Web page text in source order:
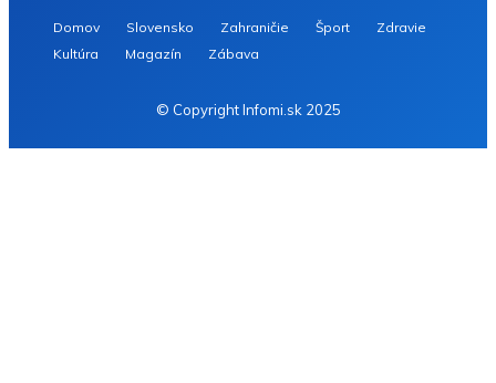
Domov Slovensko Zahraničie Šport
Zdravie
Kultúra
Magazín Zábava
© Copyright Infomi.sk 2025